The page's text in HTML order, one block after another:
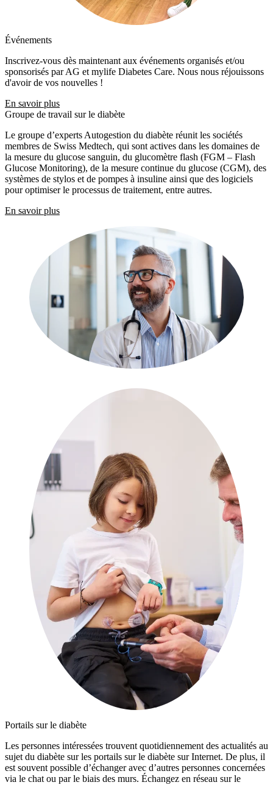
Événements
Inscrivez-vous dès maintenant aux événements organisés et/ou
sponsorisés par AG et mylife Diabetes Care. Nous nous réjouissons
d'avoir de vos nouvelles !
En savoir plus
Groupe de travail sur le diabète
Le groupe d’experts Autogestion du diabète réunit les sociétés
membres de Swiss Medtech, qui sont actives dans les domaines de
la mesure du glucose sanguin, du glucomètre flash (FGM – Flash
Glucose Monitoring), de la mesure continue du glucose (CGM), des
systèmes de stylos et de pompes à insuline ainsi que des logiciels
pour optimiser le processus de traitement, entre autres.
En savoir plus
Portails sur le diabète
Les personnes intéressées trouvent quotidiennement des actualités au
sujet du diabète sur les portails sur le diabète sur Internet. De plus, il
est souvent possible d’échanger avec d’autres personnes concernées
via le chat ou par le biais des murs. Échangez en réseau sur le